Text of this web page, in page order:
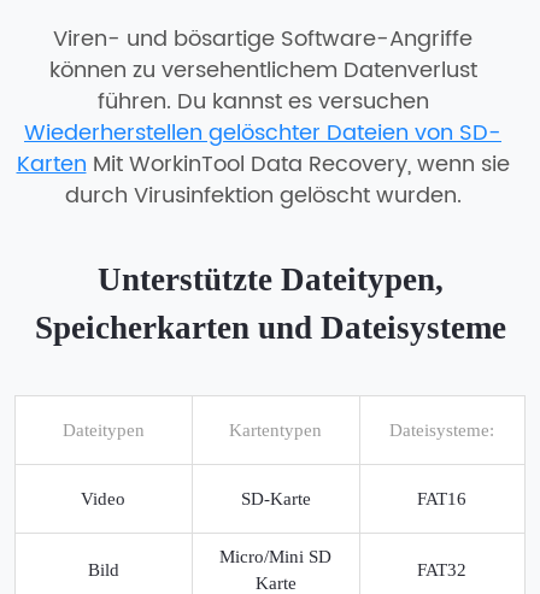
Viren- und bösartige Software-Angriffe
können zu versehentlichem Datenverlust
führen. Du kannst es versuchen
Wiederherstellen gelöschter Dateien von SD-
KartenMit WorkinTool Data Recovery, wenn sie
durch Virusinfektion gelöscht wurden.
Unterstützte Dateitypen,
Speicherkarten und Dateisysteme
Dateitypen Kartentypen Dateisysteme:
Video SD-Karte FAT16
Bild
Micro/Mini SD
Karte
FAT32